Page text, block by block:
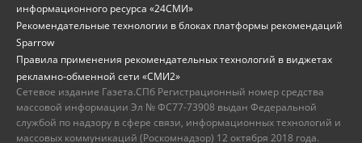
информационного ресурса «24СМИ»
Рекомендательные технологии в блоках платформы рекомендаций
Sparrow
Правила применения рекомендательных технологий в виджетах
рекламно-обменной сети «СМИ2»
Сетевое издание Газета.СПб Регистрационный номер средства
массовой информации Эл № ФС77-73908 выдан Федеральной
службой по надзору в сфере связи, информационных технологий и
массовых коммуникаций (Роскомнадзор) 12 октября 2018 года.